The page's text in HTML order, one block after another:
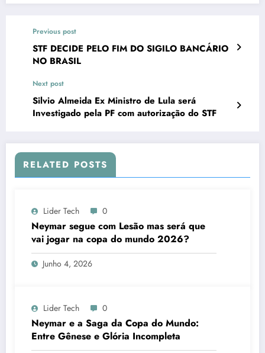
Previous post
STF DECIDE PELO FIM DO SIGILO BANCÁRIO
NO BRASIL
Next post
Silvio Almeida Ex Ministro de Lula será
Investigado pela PF com autorização do STF
RELATED POSTS
Lider Tech 0
Neymar segue com Lesão mas será que
vai jogar na copa do mundo 2026?
Junho 4, 2026
Lider Tech 0
Neymar e a Saga da Copa do Mundo:
Entre Gênese e Glória Incompleta